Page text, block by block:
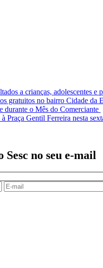
a crianças, adolescentes e
gratuitos no bairro Cidade da
durante o Mês do Comerciante
Praça Gentil Ferreira nesta
Sesc no seu e-mail